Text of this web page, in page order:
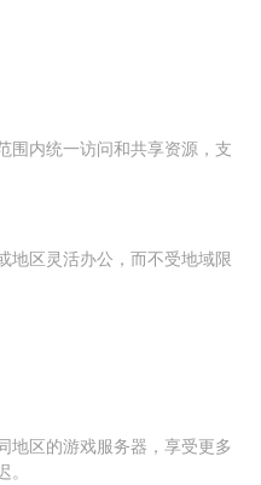
围内统一访问和共享资源，支
地区灵活办公，而不受地域限
地区的游戏服务器，享受更多